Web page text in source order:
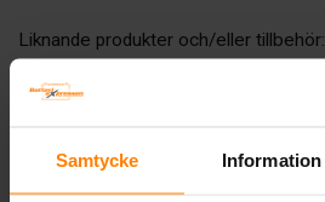
Samtycke Information
Liknande produkter och/eller tillbehör: